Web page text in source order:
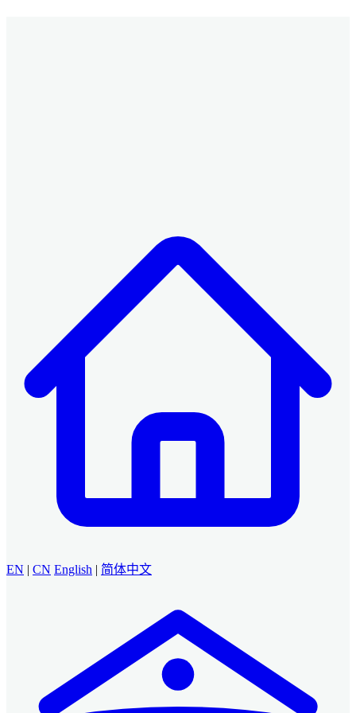
EN | CN English | 简体中文